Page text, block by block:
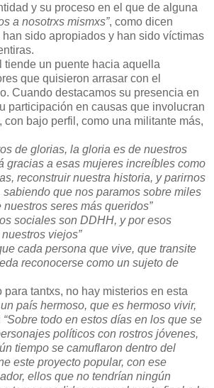
y su proceso en el que de alguna
a nosotrxs mismxs”, como dicen
sido apropiados y han sido víctimas
tiende un puente hacia aquella
que quisieron arrasar con el
Cuando destacamos su presencia en
participación en causas que involucran
con bajo perfil, como una militante más,
de glorias, la gloria es de nuestros
gracias a esas mujeres increíbles como
reconstruir nuestra historia, y parirnos
sabiendo que nos paramos sobre miles
seres más queridos”
sociales son DDHH, y por esos
viejos”
cada persona que vive, que transite
reconocerse como un sujeto de
para tantxs, no hay misterios en esta
un país hermoso, que es hermoso vivir,
“Sobre todo en estos días en los que se
políticos con rostros jóvenes,
tiempo se camuflaron dentro del
este proyecto popular, con ese
ellos que no tendrían ningún